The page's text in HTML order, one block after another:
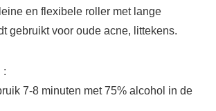
en flexibele roller met lange
gebruikt voor oude acne, littekens.
:
7-8 minuten met 75% alcohol in de